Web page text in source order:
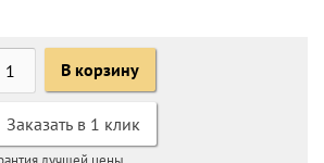
В корзину
Заказать в 1 клик